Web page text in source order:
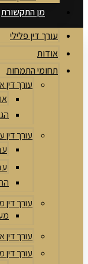
מן התקשורת
עורך דין פלילי
אודות
תחומי התמחות
עורך דין
עורך דין
עורך
עורך דין
עורך